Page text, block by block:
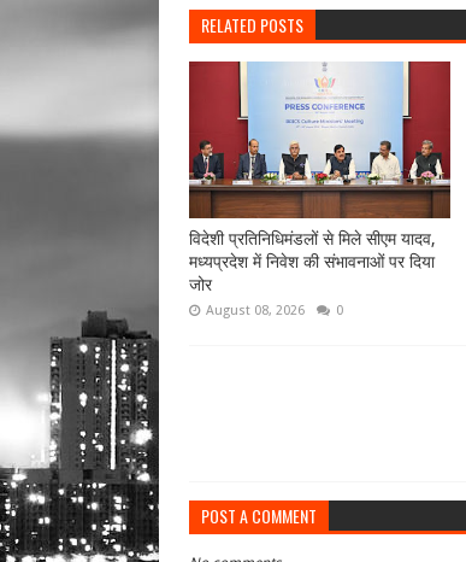
RELATED POSTS
विदेशी प्रतिनिधिमंडलों से मिले सीएम यादव,
मध्यप्रदेश में निवेश की संभावनाओं पर दिया
जोर
August 08, 2026 0
POST A COMMENT